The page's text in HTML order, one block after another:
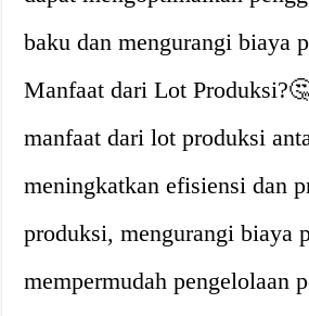
baku dan mengurangi biaya
Manfaat dari Lot
manfaat dari lot produksi
meningkatkan efisiensi dan
produksi, mengurangi biaya
mempermudah pengelolaan